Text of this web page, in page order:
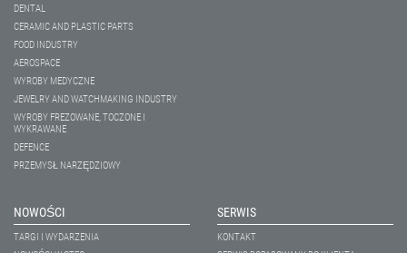
DENTAL
CERAMIC AND PLASTIC PARTS
FOOD INDUSTRY
AEROSPACE
WYROBY MEDYCZNE
JEWELRY AND WATCHMAKING INDUSTRY
WYROBY FREZOWANE, TOCZONE I
WYKRAWANE
DEFENCE
PRZEMYSŁ NARZĘDZIOWY
NOWOŚCI
TARGI I WYDARZENIA
SERWIS
KONTAKT